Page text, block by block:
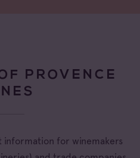
PROVENCE
for winemakers